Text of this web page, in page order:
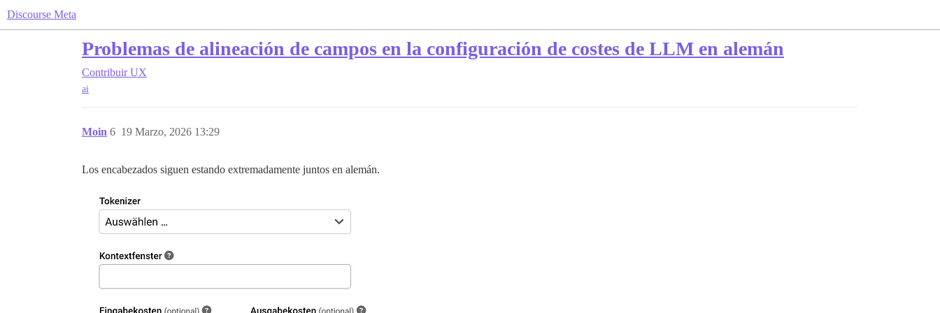
Discourse Meta
Problemas de alineación de campos en la configuración de costes de LLM en alemán
Contribuir UX
ai
Moin 19 Marzo, 2026 13:29
6
Los encabezados siguen estando extremadamente juntos en alemán.